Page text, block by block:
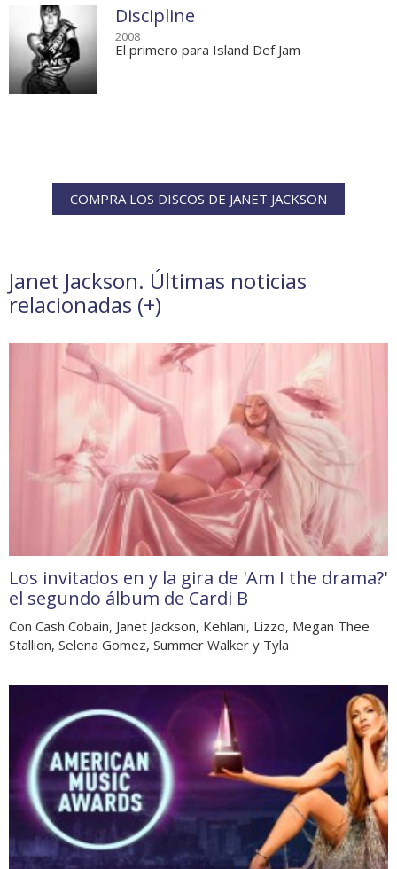
Discipline
2008
El primero para Island Def Jam
COMPRA LOS DISCOS DE JANET JACKSON
Janet Jackson. Últimas noticias
relacionadas (+)
Los invitados en y la gira de 'Am I the drama?'
el segundo álbum de Cardi B
Con Cash Cobain, Janet Jackson, Kehlani, Lizzo, Megan Thee
Stallion, Selena Gomez, Summer Walker y Tyla